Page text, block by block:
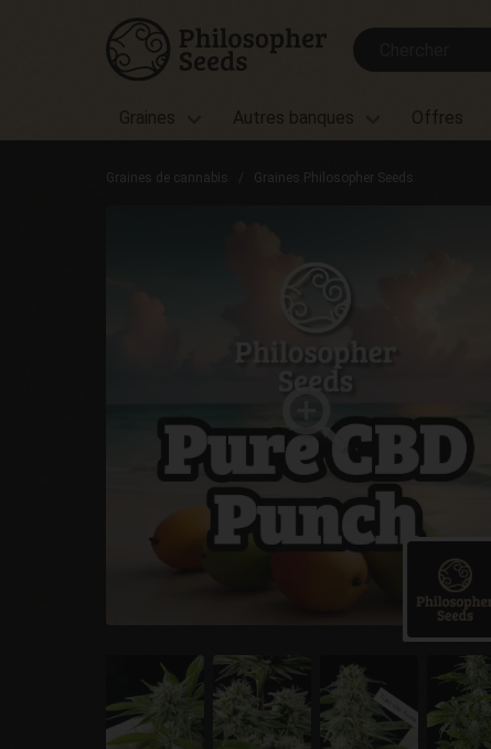
Graines Autres banques Offres
Graines de cannabis Graines Philosopher Seeds